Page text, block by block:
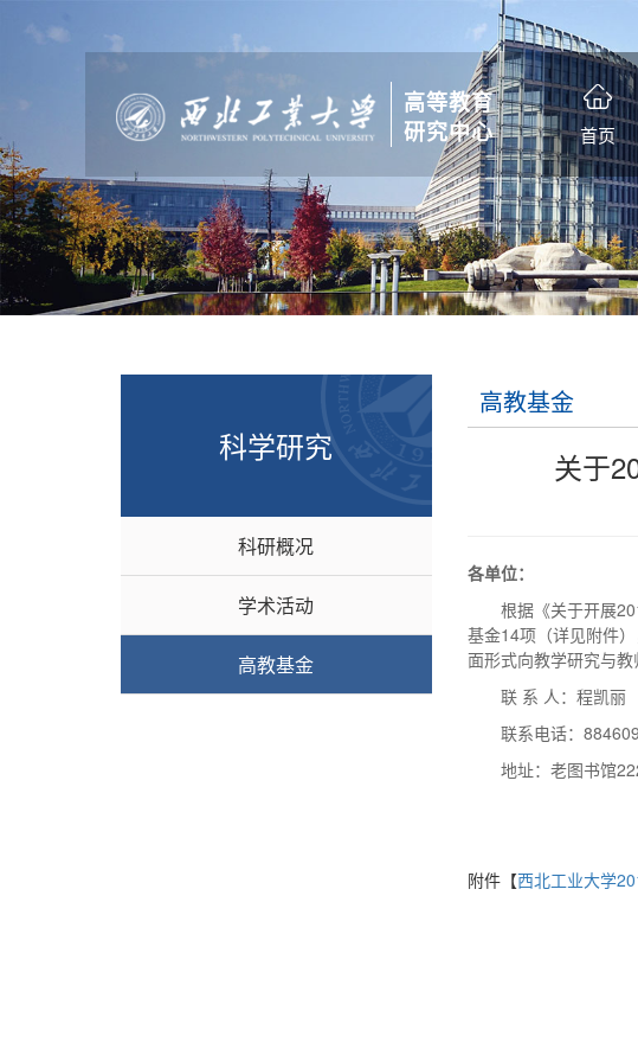
高等教育
研究中心
首页
科学研究
科研概况
学术活动
高教基金
高教基金
关于
各单位：
根据《关于开展
基金14项（详见附件
面形式向教学研究与教
联 系 人：程凯丽
联系电话：
地址：老图书馆
附件【西北工业大学